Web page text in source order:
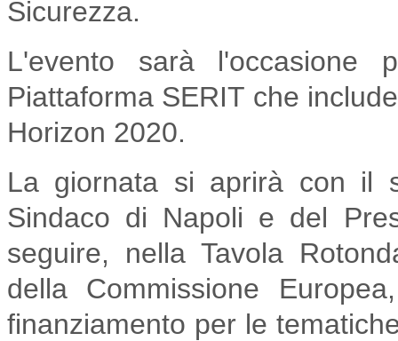
Sicurezza.
L'evento sarà l'occasione
Piattaforma SERIT che
Horizon 2020.
La giornata si aprirà con il
Sindaco di Napoli e del
seguire, nella Tavola
della Commissione
finanziamento per le